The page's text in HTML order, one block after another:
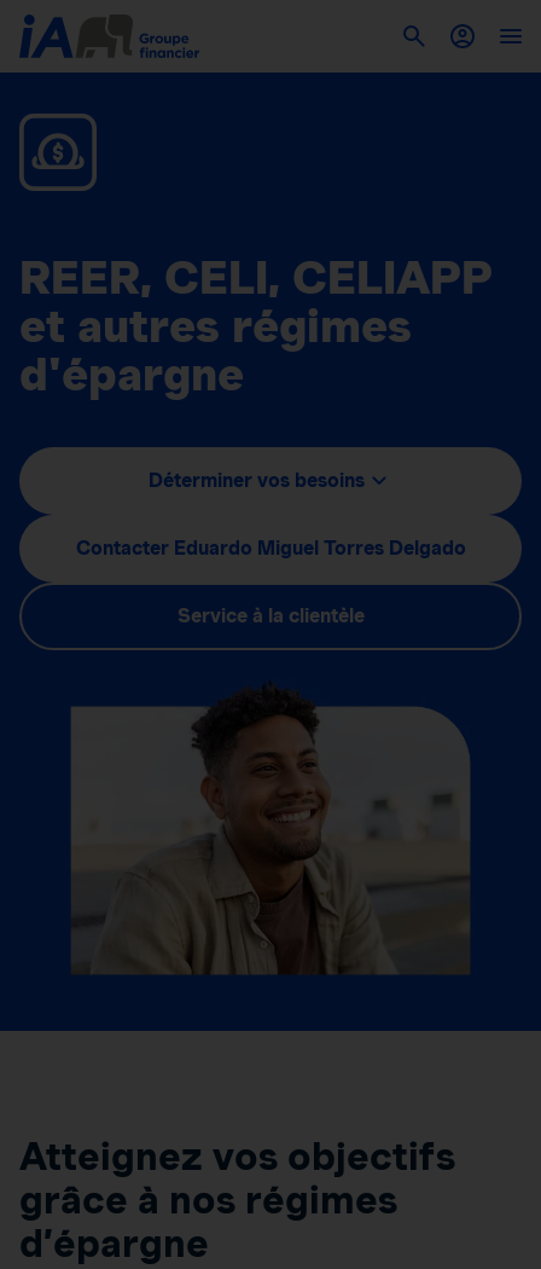
REER, CELI, CELIAPP
et autres régimes
d'épargne
Déterminer vos besoins
Contacter Eduardo Miguel Torres Delgado
Service à la clientèle
Atteignez vos objectifs
grâce à nos régimes
d’épargne